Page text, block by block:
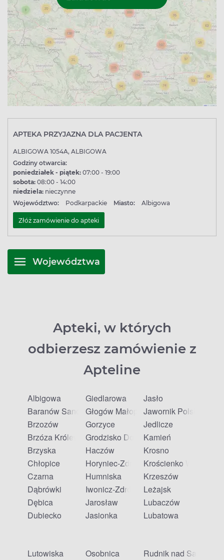
APTEKA PRZYJAZNA DLA PACJENTA
ALBIGOWA 1054A, ALBIGOWA
Godziny otwarcia:
poniedziałek - piątek: 07:00 - 19:00
sobota: 08:00 - 14:00
niedziela: nieczynne
Województwo:
Podkarpackie Miasto: Albigowa
Złóż zamówienie do apteki
Województwa
Apteki, w których
odbierzesz zamówienie z
Apteline
Albigowa
Baranów Sandomierski
Brzozów
Brzóza Królewska
Brzyska
Chłopice
Czarna
Dąbrówki
Dębica
Dubiecko
Giedlarowa
Głogów Małopolski
Gorzyce
Grodzisko Dolne
Haczów
Horyniec-Zdrój
Humniska
Iwonicz-Zdrój
Jarosław
Jasionka
Jasło
Jawornik Polski
Jedlicze
Kamień
Krosno
Krościenko Wyżne
Krzeszów
Leżajsk
Lubaczów
Lubatowa
Lutowiska
Osobnica
Rudnik nad Sanem